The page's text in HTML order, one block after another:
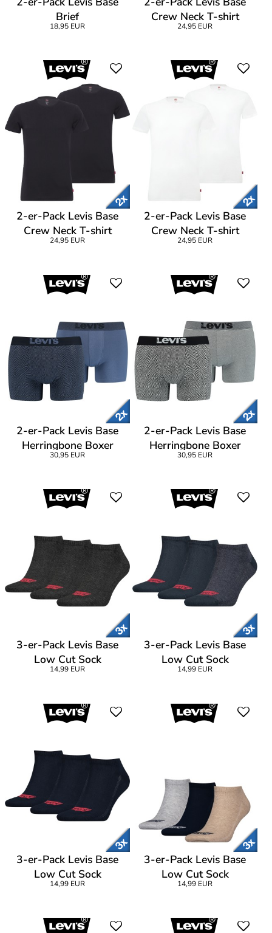
Brief
18,95 EUR
Crew Neck T-shirt
24,95 EUR
2-er-Pack Levis Base
Crew Neck T-shirt
24,95 EUR
2-er-Pack Levis Base
Crew Neck T-shirt
24,95 EUR
2-er-Pack Levis Base
Herringbone Boxer
30,95 EUR
2-er-Pack Levis Base
Herringbone Boxer
30,95 EUR
3-er-Pack Levis Base
Low Cut Sock
14,99 EUR
3-er-Pack Levis Base
Low Cut Sock
14,99 EUR
3-er-Pack Levis Base
Low Cut Sock
14,99 EUR
3-er-Pack Levis Base
Low Cut Sock
14,99 EUR